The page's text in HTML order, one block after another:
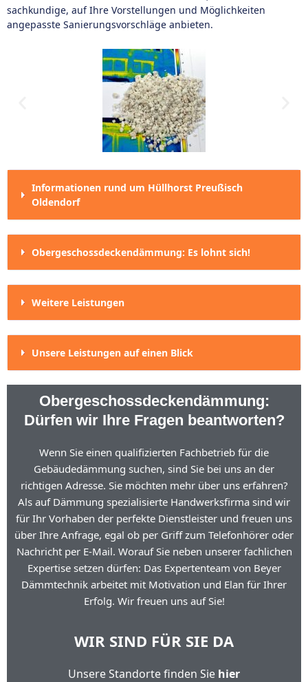
sachkundige, auf Ihre Vorstellungen und Möglichkeiten
angepasste Sanierungsvorschläge anbieten.
Informationen rund um Hüllhorst Preußisch
Oldendorf
Obergeschossdeckendämmung: Es lohnt sich!
Weitere Leistungen
Unsere Leistungen auf einen Blick
Obergeschossdeckendämmung:
Dürfen wir Ihre Fragen beantworten?
Wenn Sie einen qualifizierten Fachbetrieb für die
Gebäudedämmung suchen, sind Sie bei uns an der
richtigen Adresse. Sie möchten mehr über uns erfahren?
Als auf Dämmung spezialisierte Handwerksfirma sind wir
für Ihr Vorhaben der perfekte Dienstleister und freuen uns
über Ihre Anfrage, egal ob per Griff zum Telefonhörer oder
Nachricht per E-Mail. Worauf Sie neben unserer fachlichen
Expertise setzen dürfen: Das Expertenteam von Beyer
Dämmtechnik arbeitet mit Motivation und Elan für Ihrer
Erfolg. Wir freuen uns auf Sie!
WIR SIND FÜR SIE DA
Unsere Standorte finden Sie hier